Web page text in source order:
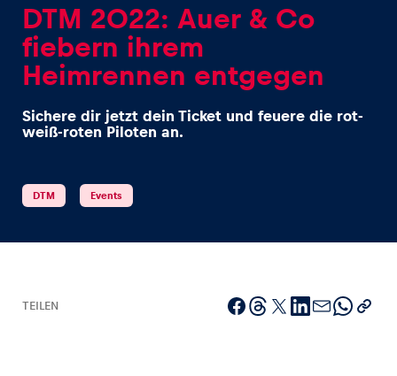
Erlebnisse
Alle anzeigen
Seiten
DTM 2022: Auer & Co
fiebern ihrem
Heimrennen entgegen
Sichere dir jetzt dein Ticket und feuere die rot-
weiß-roten Piloten an.
DTM Events
TEILEN